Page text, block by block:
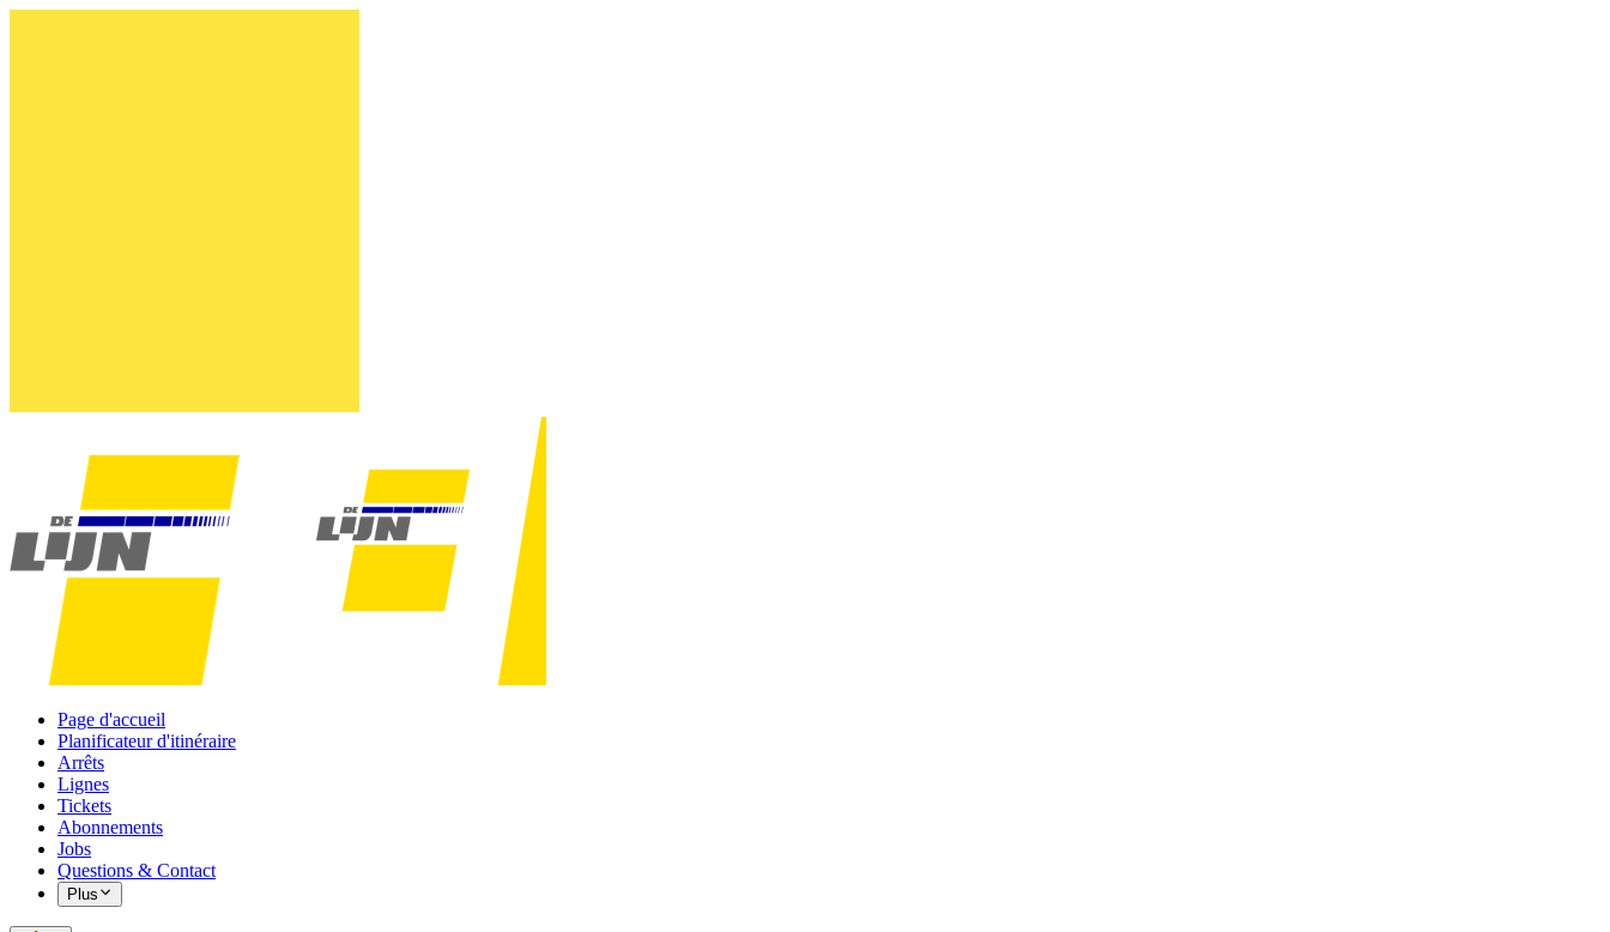
Page d'accueil
Planificateur d'itinéraire
Arrêts
Lignes
Tickets
Abonnements
Jobs
Questions & Contact
Plus